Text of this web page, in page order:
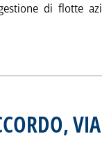
di flotte